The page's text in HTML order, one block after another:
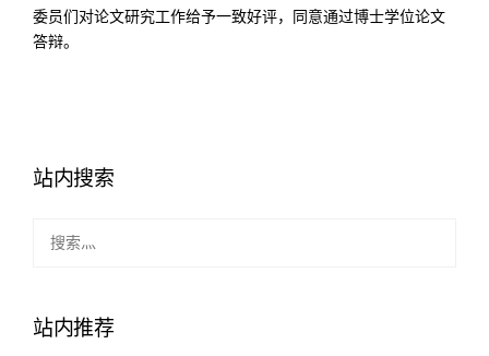
委员们对论文研究工作给予一致好评，同意通过博士学位论文
答辩。
站内搜索
站内推荐